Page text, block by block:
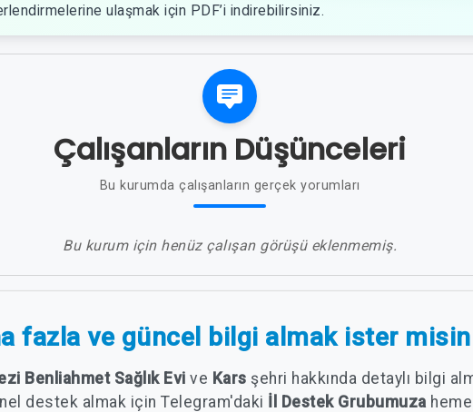
ulaşmak için PDF’i indirebilirsiniz.
Çalışanların Düşünceleri
Bu kurumda çalışanların gerçek yorumları
Bu kurum için henüz çalışan görüşü eklenmemiş.
fazla ve güncel bilgi almak ister
Benliahmet Sağlık Evi ve Kars şehri hakkında detaylı bilgi
destek almak için Telegram'daki İl Destek Grubumuza